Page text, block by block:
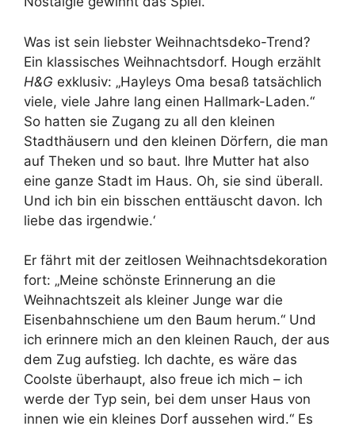
Was ist sein liebster Weihnachtsdeko-Trend?
Ein klassisches Weihnachtsdorf. Hough erzählt
H&G exklusiv: „Hayleys Oma besaß tatsächlich
viele, viele Jahre lang einen Hallmark-Laden.“
So hatten sie Zugang zu all den kleinen
Stadthäusern und den kleinen Dörfern, die man
auf Theken und so baut. Ihre Mutter hat also
eine ganze Stadt im Haus. Oh, sie sind überall.
Und ich bin ein bisschen enttäuscht davon. Ich
liebe das irgendwie.‘
Er fährt mit der zeitlosen Weihnachtsdekoration
fort: „Meine schönste Erinnerung an die
Weihnachtszeit als kleiner Junge war die
Eisenbahnschiene um den Baum herum.“ Und
ich erinnere mich an den kleinen Rauch, der aus
dem Zug aufstieg. Ich dachte, es wäre das
Coolste überhaupt, also freue ich mich – ich
werde der Typ sein, bei dem unser Haus von
innen wie ein kleines Dorf aussehen wird.“ Es